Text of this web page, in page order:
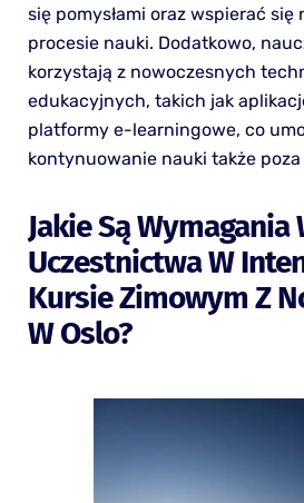
się pomysłami oraz wspierać się
procesie nauki. Dodatkowo,
korzystają z nowoczesnych
edukacyjnych, takich jak
platformy e-learningowe, co
kontynuowanie nauki także
Jakie Są Wymagania
Uczestnictwa W
Kursie Zimowym Z
W Oslo?